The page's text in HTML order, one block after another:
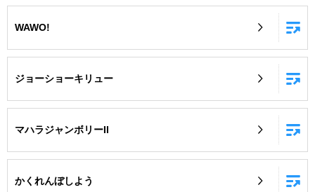
WAWO!
ジョーショーキリュー
マハラジャンボリーII
かくれんぼしよう